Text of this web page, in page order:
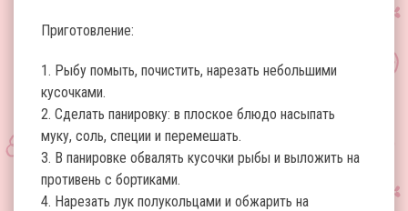
Приготовление:
1. Рыбу помыть, почистить, нарезать небольшими
кусочками.
2. Сделать панировку: в плоское блюдо насыпать
муку, соль, специи и перемешать.
3. В панировке обвалять кусочки рыбы и выложить на
противень с бортиками.
4. Нарезать лук полукольцами и обжарить на